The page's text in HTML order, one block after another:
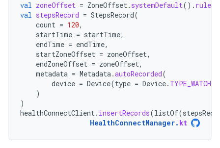
val zoneOffset = ZoneOffset. systemDefault(). rules
val stepsRecord = StepsRecord(
count = 120,
startTime = startTime,
endTime = endTime,
startZoneOffset = zoneOffset,
endZoneOffset = zoneOffset,
metadata = Metadata.autoRecorded(
device = Device(type = Device. TYPE_WATCH
)
)
healthConnectClient. insertRecords(listOf(
HealthConnectManager. kt